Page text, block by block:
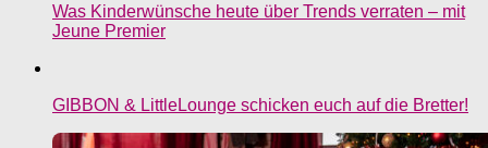
Was Kinderwünsche heute über Trends verraten – mit
Jeune Premier
GIBBON & LittleLounge schicken euch auf die Bretter!